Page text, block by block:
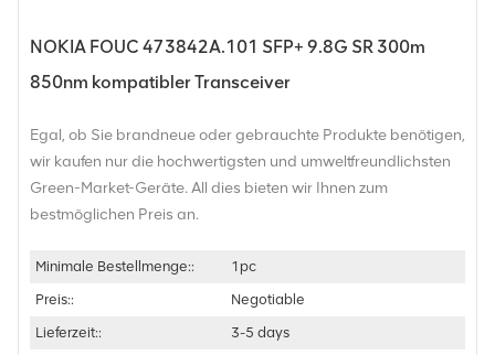
NOKIA FOUC 473842A.101 SFP+ 9.8G SR 300m
850nm kompatibler Transceiver
Egal, ob Sie brandneue oder gebrauchte Produkte benötigen,
wir kaufen nur die hochwertigsten und umweltfreundlichsten
Green-Market-Geräte. All dies bieten wir Ihnen zum
bestmöglichen Preis an.
Minimale Bestellmenge::
1pc
Preis::
Negotiable
Lieferzeit::
3-5 days